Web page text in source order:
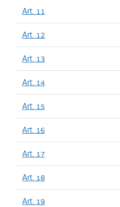
Art. 11
Art. 12
Art. 13
Art. 14
Art. 15
Art. 16
Art. 17
Art. 18
Art. 19